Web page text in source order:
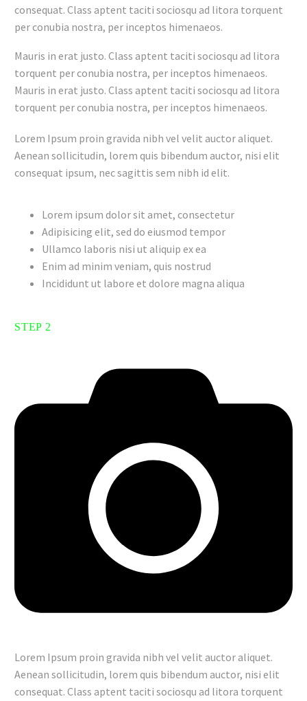
consequat. Class aptent taciti sociosqu ad litora torquent
per conubia nostra, per inceptos himenaeos.
Mauris in erat justo. Class aptent taciti sociosqu ad litora
torquent per conubia nostra, per inceptos himenaeos.
Mauris in erat justo. Class aptent taciti sociosqu ad litora
torquent per conubia nostra, per inceptos himenaeos.
Lorem Ipsum proin gravida nibh vel velit auctor aliquet.
Aenean sollicitudin, lorem quis bibendum auctor, nisi elit
consequat ipsum, nec sagittis sem nibh id elit.
Lorem ipsum dolor sit amet, consectetur
Adipisicing elit, sed do eiusmod tempor
Ullamco laboris nisi ut aliquip ex ea
Enim ad minim veniam, quis nostrud
Incididunt ut labore et dolore magna aliqua
STEP 2
Lorem Ipsum proin gravida nibh vel velit auctor aliquet.
Aenean sollicitudin, lorem quis bibendum auctor, nisi elit
consequat. Class aptent taciti sociosqu ad litora torquent